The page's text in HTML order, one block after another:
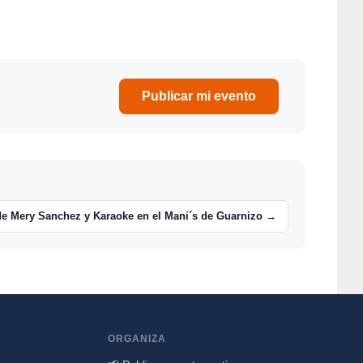
Publicar mi evento
Mery Sanchez y Karaoke en el Mani´s de Guarnizo →
ORGANIZA